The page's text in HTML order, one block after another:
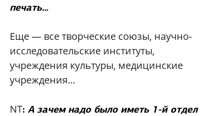
печать…
Еще — все творческие союзы, научно-
исследовательские институты,
учреждения культуры, медицинские
учреждения…
NT: А зачем надо было иметь 1-й отдел